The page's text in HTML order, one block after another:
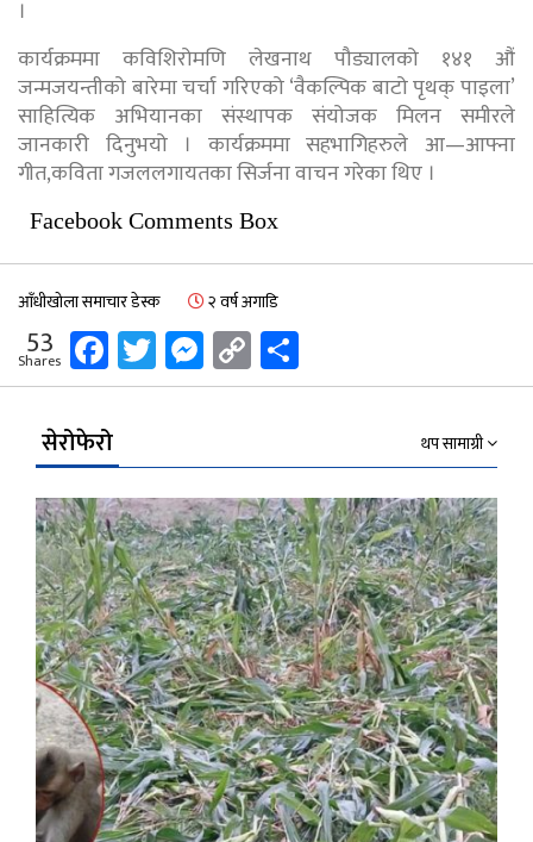
।
कार्यक्रममा कविशिरोमणि लेखनाथ पौड्यालको १४१ औं
जन्मजयन्तीको बारेमा चर्चा गरिएको ‘वैकल्पिक बाटो पृथक् पाइला’
साहित्यिक अभियानका संस्थापक संयोजक मिलन समीरले
जानकारी दिनुभयो । कार्यक्रममा सहभागिहरुले आ—आफ्ना
गीत,कविता गजललगायतका सिर्जना वाचन गरेका थिए ।
Facebook Comments Box
आँधीखोला समाचार डेस्क २ वर्ष अगाडि
53
Shares Facebook
Twitter
Messenger
Copy
Link
सेरोफेरो थप सामाग्री